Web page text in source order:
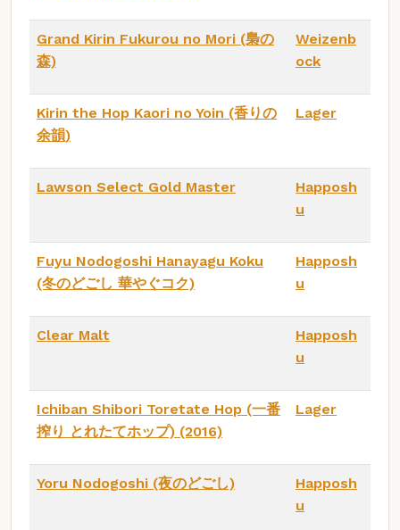
Grand Kirin Fukurou no Mori (梟の
森)
Weizenb
ock
Kirin the Hop Kaori no Yoin (香りの
余韻)
Lager
Lawson Select Gold Master
Happosh
u
Fuyu Nodogoshi Hanayagu Koku
(冬のどごし 華やぐコク)
Happosh
u
Clear Malt
Happosh
u
Ichiban Shibori Toretate Hop (一番
搾り とれたてホップ) (2016)
Lager
Yoru Nodogoshi (夜のどごし)
Happosh
u